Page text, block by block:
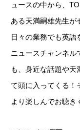
ュースの中から、
ある天満嗣雄先生が
日々の業務でも英
ニュースチャンネル
も、身近な話題や天
て頭に入ってくる！
より楽しんでお聴き